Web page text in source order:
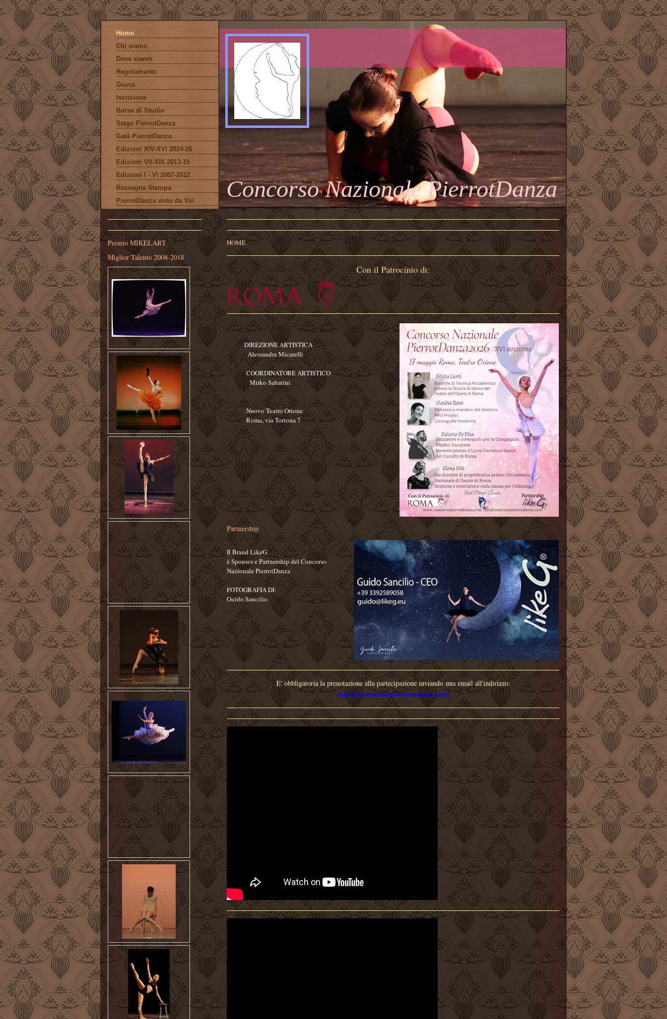
Home
Chi siamo
Dove siamo
Regolamento
Giuria
Iscrizione
Borse di Studio
Stage PierrotDanza
Galà PierrotDanza
Edizioni XIV-XVI 2024-26
Edizioni VII-XIII 2013-19
Edizioni I - VI 2007-2012
Rassegna Stampa
PierrotDanza visto da Voi
Concorso Nazionale PierrotDanza
HOME
Con il Patrocinio di:
DIREZIONE ARTISTICA
Alessandra Micarelli
COORDINATORE ARTISTICO
Mirko Sabatini
Nuovo Teatro Orione
Roma, via Tortona 7
Partnership
Il Brand LikeG
è Sponsor e Partnership del Concorso
Nazionale PierrotDanza
FOTOGRAFIA DI:
Guido Sancilio
E' obbligatoria la prenotazione alla partecipazione inviandouna email all'indirizzo:
info@concorsopierrotdanza.com
Premio MIKELART
Miglior Talento 2008-2018